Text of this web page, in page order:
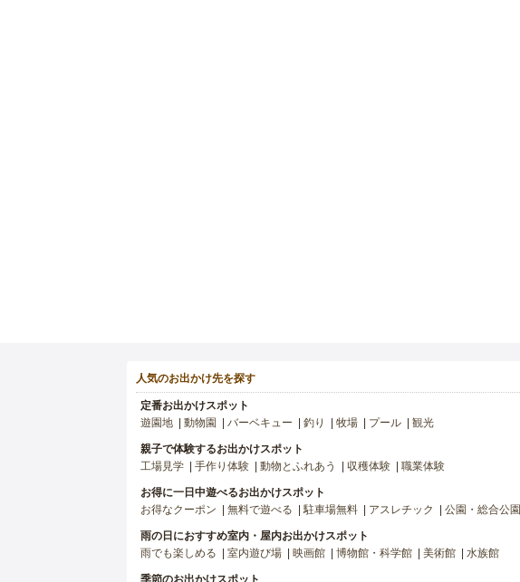
人気のお出かけ先を探す
定番お出かけスポット
遊園地
動物園 バーベキュー 釣り 牧場 プール 観光
親子で体験するお出かけスポット
工場見学
手作り体験 動物とふれあう 収穫体験 職業体験
お得に一日中遊べるお出かけスポット
お得なクーポン
無料で遊べる 駐車場無料 アスレチック 公園・総合公園
雨の日におすすめ室内・屋内お出かけスポット
雨でも楽しめる
室内遊び場 映画館 博物館・科学館 美術館 水族館
季節のお出かけスポット